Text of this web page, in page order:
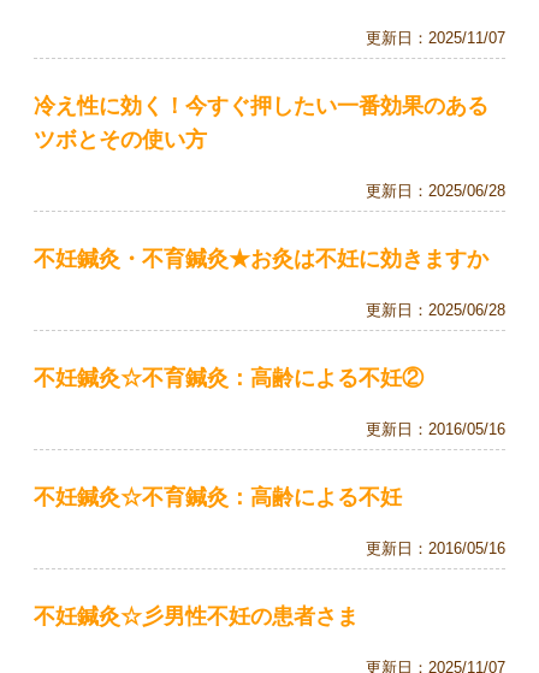
更新日： 2025/11/07
冷え性に効く！今すぐ押したい一番効果のある
ツボとその使い方
更新日： 2025/06/28
不妊鍼灸・不育鍼灸★お灸は不妊に効きますか
更新日： 2025/06/28
不妊鍼灸☆不育鍼灸：高齢による不妊②
更新日： 2016/05/16
不妊鍼灸☆不育鍼灸：高齢による不妊
更新日： 2016/05/16
不妊鍼灸☆彡男性不妊の患者さま
更新日： 2025/11/07